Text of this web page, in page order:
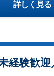
詳しく見る
経験歓